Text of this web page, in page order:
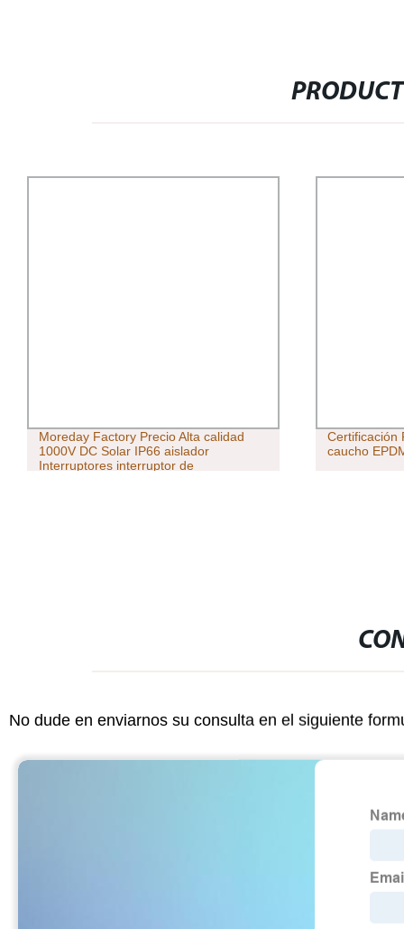
Moreday Factory Precio Alta calidad
1000V DC Solar IP66 aislador
Interruptores interruptor de
Certificación
caucho
No dude en enviarnos su consulta en el siguiente